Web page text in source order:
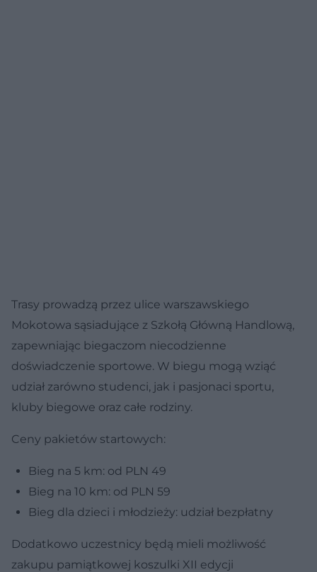
Trasy prowadzą przez ulice warszawskiego
Mokotowa sąsiadujące z Szkołą Główną Handlową,
zapewniając biegaczom niecodzienne
doświadczenie sportowe. W biegu mogą wziąć
udział zarówno studenci, jak i pasjonaci sportu,
kluby biegowe oraz całe rodziny.
Ceny pakietów startowych:
Bieg na 5 km: od PLN 49
Bieg na 10 km: od PLN 59
Bieg dla dzieci i młodzieży: udział bezpłatny
Dodatkowo uczestnicy będą mieli możliwość
zakupu pamiątkowej koszulki XII edycji